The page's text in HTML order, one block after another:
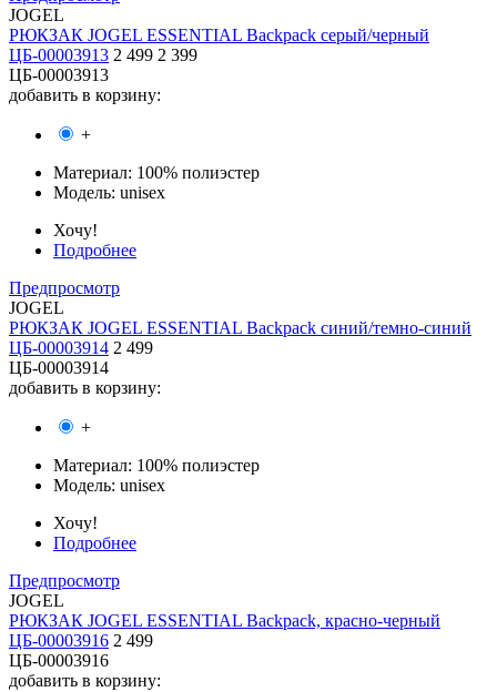
JOGEL
РЮКЗАК JOGEL ESSENTIAL Backpack серый/черный
ЦБ-00003913 2 499 2 399
ЦБ-00003913
добавить в корзину:
+
Материал: 100% полиэстер
Модель: unisex
Хочу!
Подробнее
Предпросмотр
JOGEL
РЮКЗАК JOGEL ESSENTIAL Backpack синий/темно-синий
ЦБ-00003914 2 499
ЦБ-00003914
добавить в корзину:
+
Материал: 100% полиэстер
Модель: unisex
Хочу!
Подробнее
Предпросмотр
JOGEL
РЮКЗАК JOGEL ESSENTIAL Backpack, красно-черный
ЦБ-00003916 2 499
ЦБ-00003916
добавить в корзину: